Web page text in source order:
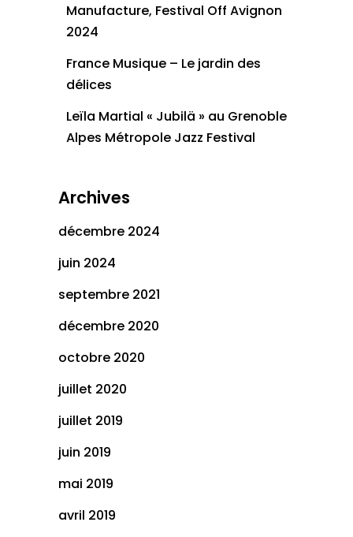
Manufacture, Festival Off Avignon
2024
France Musique – Le jardin des
délices
Leïla Martial « Jubilä » au Grenoble
Alpes Métropole Jazz Festival
Archives
décembre 2024
juin 2024
septembre 2021
décembre 2020
octobre 2020
juillet 2020
juillet 2019
juin 2019
mai 2019
avril 2019